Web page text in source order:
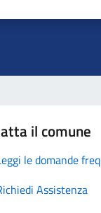
il comune
le domande
Assistenza